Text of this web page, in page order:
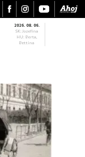
2026. 08. 06.
SK: Jozefína
HU: Berta,
Bettina